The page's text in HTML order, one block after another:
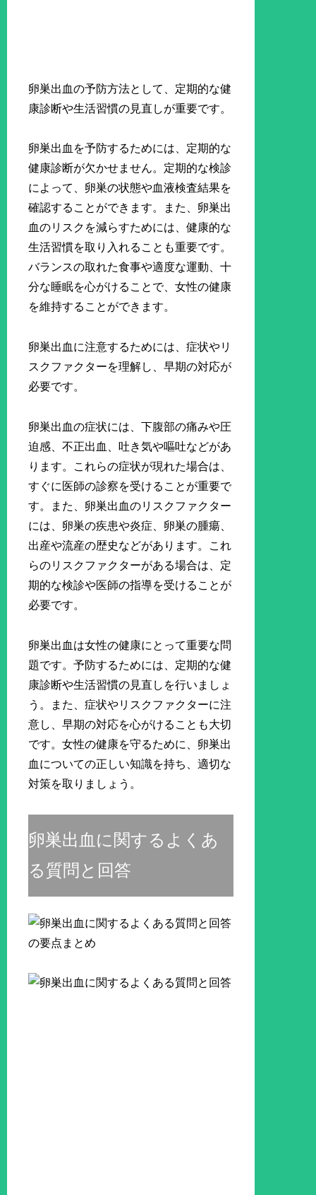
卵巣出血の予防方法として、定期的な健
康診断や生活習慣の見直しが重要です。
卵巣出血を予防するためには、定期的な
健康診断が欠かせません。定期的な検診
によって、卵巣の状態や血液検査結果を
確認することができます。また、卵巣出
血のリスクを減らすためには、健康的な
生活習慣を取り入れることも重要です。
バランスの取れた食事や適度な運動、十
分な睡眠を心がけることで、女性の健康
を維持することができます。
卵巣出血に注意するためには、症状やリ
スクファクターを理解し、早期の対応が
必要です。
卵巣出血の症状には、下腹部の痛みや圧
迫感、不正出血、吐き気や嘔吐などがあ
ります。これらの症状が現れた場合は、
すぐに医師の診察を受けることが重要で
す。また、卵巣出血のリスクファクター
には、卵巣の疾患や炎症、卵巣の腫瘍、
出産や流産の歴史などがあります。これ
らのリスクファクターがある場合は、定
期的な検診や医師の指導を受けることが
必要です。
卵巣出血は女性の健康にとって重要な問
題です。予防するためには、定期的な健
康診断や生活習慣の見直しを行いましょ
う。また、症状やリスクファクターに注
意し、早期の対応を心がけることも大切
です。女性の健康を守るために、卵巣出
血についての正しい知識を持ち、適切な
対策を取りましょう。
卵巣出血に関するよくあ
る質問と回答